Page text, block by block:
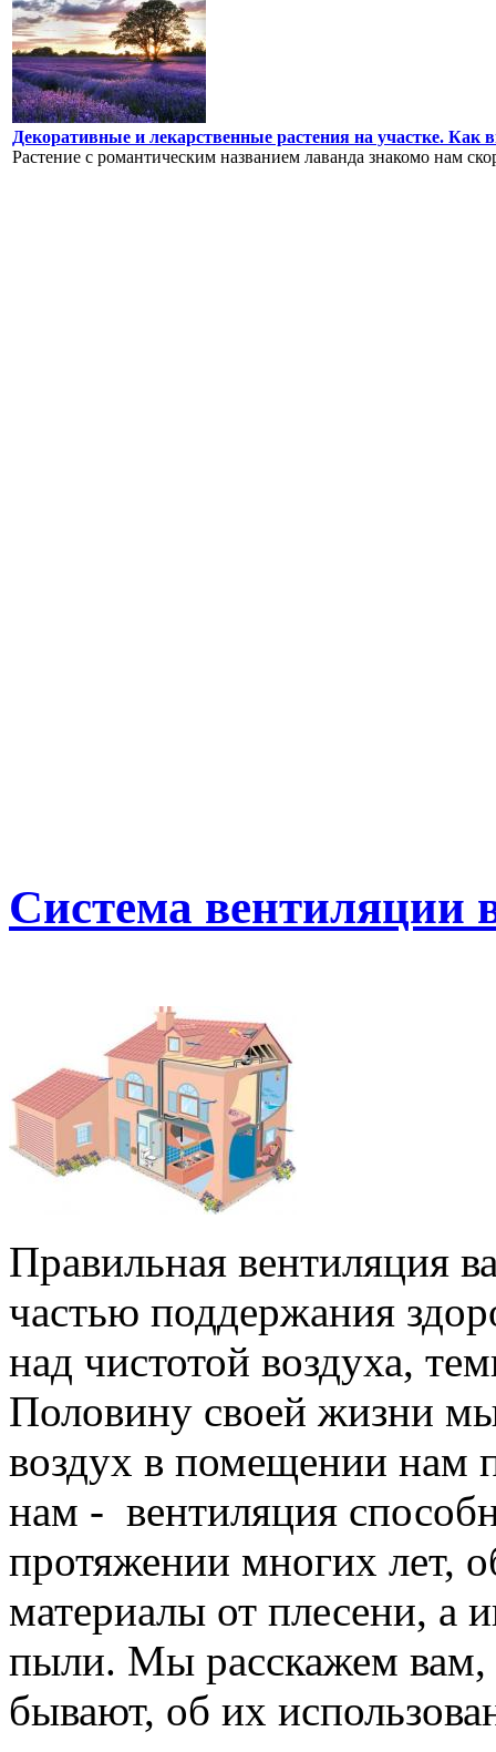
Декоративные и лекарственные растения на участке. Как
Растение с романтическим названием лаванда знакомо нам
Система вентиляции
Правильная вентиляция
частью поддержания
над чистотой воздуха,
Половину своей жизни
воздух в помещении нам
нам - вентиляция
протяжении многих лет,
материалы от плесени, а
пыли. Мы расскажем вам,
бывают, об их